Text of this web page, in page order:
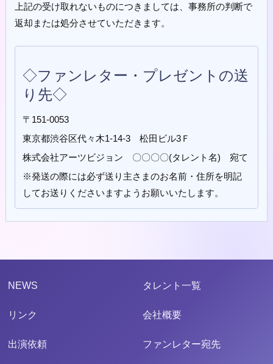
上記の受け取れないものにつきましては、事務所の判断で
返却または処分させていただきます。
◇ファンレター・プレゼントの送
り先◇
〒151-0053
東京都渋谷区代々木1-14-3 松田ビル3Ｆ
株式会社アーツビジョン 〇〇〇〇(タレント名) 宛て
※発送の際には必ず送り主さまのお名前・住所を明記
してお送りくださいますようお願いいたします。
NEWS タレント一覧
リンク 会社概要
出演依頼 ファンレター宛先